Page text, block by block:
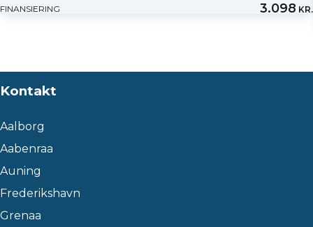
FINANSIERING
3.098 KR.
Kontakt
Aalborg
Aabenraa
Auning
Frederikshavn
Grenaa